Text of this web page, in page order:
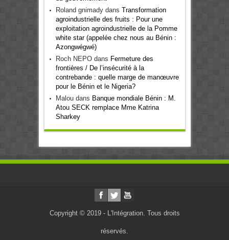
Roland gnimadydans Transformation
agroindustrielle des fruits : Pour une
exploitation agroindustrielle de la Pomme
white star (appelée chez nous au Bénin :
Azongwégwé)
Roch NEPOdans Fermeture des
frontières / De l’insécurité à la
contrebande : quelle marge de manœuvre
pour le Bénin et le Nigeria?
Maloudans Banque mondiale Bénin : M.
Atou SECK remplace Mme Katrina
Sharkey
Copyright © 2019 - L'Intégration. Tous droits
réservés.